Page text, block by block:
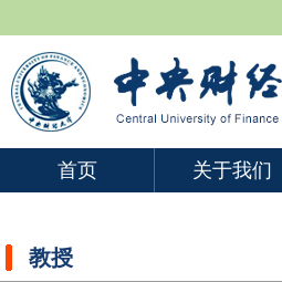
首页 关于我们
教授